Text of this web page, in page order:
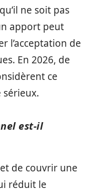
ne soit pas
apport peut
l’acceptation de
En 2026, de
ce
est-il
de couvrir une
réduit le